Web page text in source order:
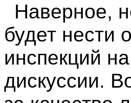
Наверное,
будет нести
инспекций
дискуссии.